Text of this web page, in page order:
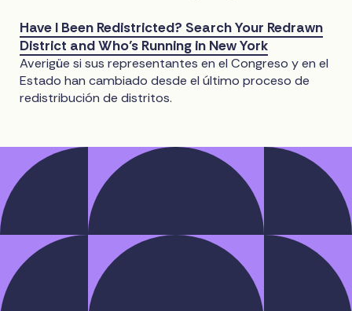
Have I Been Redistricted? Search Your Redrawn
District and Who’s Running in New York
Averigüe si sus representantes en el Congreso y en el
Estado han cambiado desde el último proceso de
redistribución de distritos.